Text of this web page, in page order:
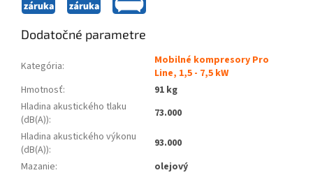
Dodatočné parametre
Kategória:
Mobilné kompresory Pro
Line, 1,5 - 7,5 kW
Hmotnosť:
91 kg
Hladina akustického tlaku
(dB(A)):
73.000
Hladina akustického výkonu
(dB(A)):
93.000
Mazanie:
olejový